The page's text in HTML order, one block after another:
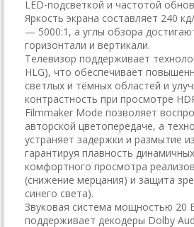
LED‑подсветкой и частотой
Яркость экрана составляет 240
— 5000:1, а углы обзора
горизонтали и вертикали.
Телевизор поддерживает
HLG), что обеспечивает
светлых и тёмных областей и
контрастность при просмотре
Filmmaker Mode позволяет
авторской цветопередаче, а
устраняет задержки и размытие
гарантируя плавность
комфортного просмотра
(снижение мерцания) и защита
синего света).
Звуковая система мощностью 20
поддерживает декодеры Dolby